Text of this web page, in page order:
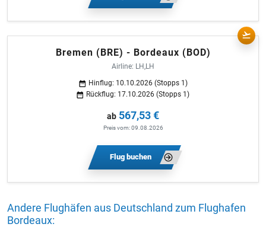
Bremen (BRE) - Bordeaux (BOD)
Airline: LH,LH
Hinflug: 10.10.2026 (Stopps 1)
Rückflug: 17.10.2026 (Stopps 1)
ab 567,53 €
Preis vom: 09.08.2026
Flug buchen
Andere Flughäfen aus Deutschland zum Flughafen
Bordeaux: